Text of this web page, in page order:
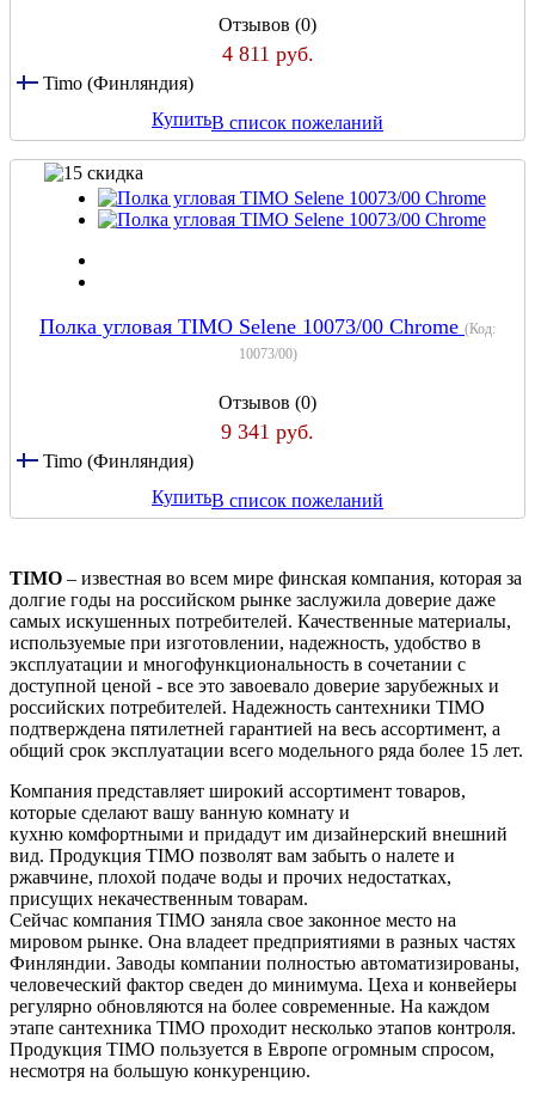
Отзывов (0)
4 811 руб.
Timo (Финляндия)
КупитьВ список пожеланий
Полка угловая TIMO Selene 10073/00 Chrome (Код:
10073/00)
Отзывов (0)
9 341 руб.
Timo (Финляндия)
КупитьВ список пожеланий
TIMO – известная во всем мире финская компания, которая за
долгие годы на российском рынке заслужила доверие даже
самых искушенных потребителей. Качественные материалы,
используемые при изготовлении, надежность, удобство в
эксплуатации и многофункциональность в сочетании с
доступной ценой - все это завоевало доверие зарубежных и
российских потребителей. Надежность сантехники TIMO
подтверждена пятилетней гарантией на весь ассортимент, а
общий срок эксплуатации всего модельного ряда более 15 лет.
Компания представляет широкий ассортимент товаров,
которые сделают вашу ванную комнату и
кухню комфортными и придадут им дизайнерский внешний
вид. Продукция TIMO позволят вам забыть о налете и
ржавчине, плохой подаче воды и прочих недостатках,
присущих некачественным товарам.
Сейчас компания TIMO заняла свое законное место на
мировом рынке. Она владеет предприятиями в разных частях
Финляндии. Заводы компании полностью автоматизированы,
человеческий фактор сведен до минимума. Цеха и конвейеры
регулярно обновляются на более современные. На каждом
этапе сантехника TIMO проходит несколько этапов контроля.
Продукция TIMO пользуется в Европе огромным спросом,
несмотря на большую конкуренцию.